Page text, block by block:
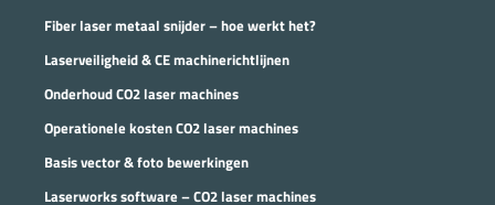
Fiber laser metaal snijder – hoe werkt het?
Laserveiligheid & CE machinerichtlijnen
Onderhoud CO2 laser machines
Operationele kosten CO2 laser machines
Basis vector & foto bewerkingen
Laserworks software – CO2 laser machines